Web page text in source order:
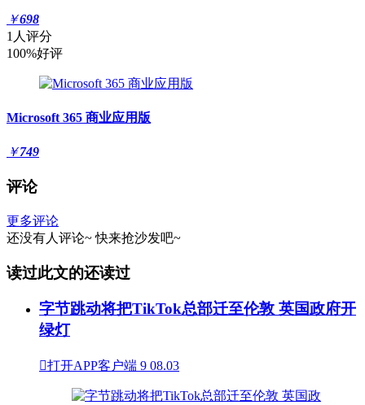
￥698
1人评分
100%好评
Microsoft 365 商业应用版
￥749
评论
更多评论
还没有人评论~ 快来抢沙发吧~
读过此文的还读过
字节跳动将把TikTok总部迁至伦敦 英国政府开
绿灯
打开APP客户端 9 08.03